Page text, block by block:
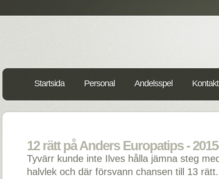
Startsida Personal Andelsspel
12 rätt på Anders Europatips -
Tyvärr kunde inte Ilves hålla jämna steg
halvlek och där försvann chansen till 13